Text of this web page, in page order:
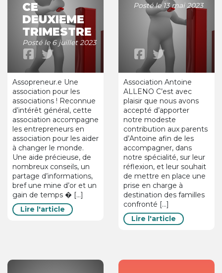
CE
DEUXIEME
TRIMESTRE
Posté le 6 juillet 2023
Assopreneur.e Une
association pour les
associations ! Reconnue
d’intérêt général, cette
association accompagne
les entrepreneurs en
association pour les aider
à changer le monde.
Une aide précieuse, de
nombreux conseils, un
partage d’informations,
bref une mine d’or et un
gain de temps � [...]
Lire l'article
Posté le 13 mai 2023
Association Antoine
ALLENO C’est avec
plaisir que nous avons
accepté d’apporter
notre modeste
contribution aux parents
d’Antoine afin de les
accompagner, dans
notre spécialité, sur leur
réflexion, et leur souhait
de mettre en place une
prise en charge à
destination des familles
confronté [...]
Lire l'article